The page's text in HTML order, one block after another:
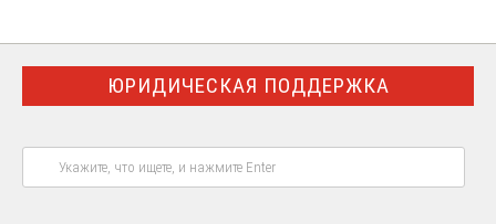
ЮРИДИЧЕСКАЯ ПОДДЕРЖКА